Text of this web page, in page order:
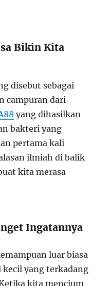
Bikin Kita
disebut sebagai
campuran dari
yang dihasilkan
bakteri yang
pertama kali
ilmiah di balik
kita merasa
Ingatannya
luar biasa
yang terkadang
kita mencium